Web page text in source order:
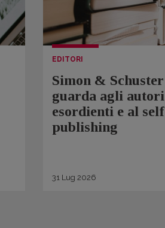
EDITORI
Simon & Schuster
guarda agli autori
esordienti e al self
publishing
31 Lug 2026